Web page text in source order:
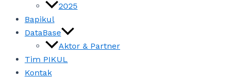
2025
Bapikul
DataBase
Aktor & Partner
Tim PIKUL
Kontak